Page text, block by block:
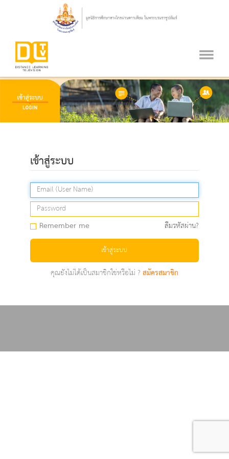
เข้าสู่ระบบ
Remember me ลืมรหัสผ่าน?
เข้าสู่ระบบ
คุณยังไม่ได้เป็นสมาชิกใช่หรือไม่ ?สมัครสมาชิก